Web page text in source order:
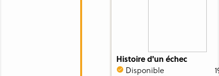
Histoire d'un échec
Disponible